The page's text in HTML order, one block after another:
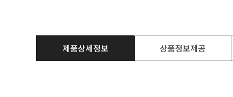
제품상세정보 상품정보제공